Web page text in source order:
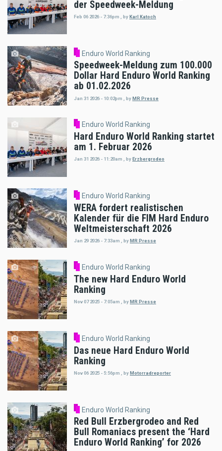
der Speedweek-Meldung
Feb 06 2026 - 7:36pm byKarl Katoch
Enduro World Ranking
Speedweek-Meldung zum 100.000
Dollar Hard Enduro World Ranking
ab 01.02.2026
Jan 31 2026 - 10:02pm byMR Presse
Enduro World Ranking
Hard Enduro World Ranking startet
am 1. Februar 2026
Jan 31 2026 - 11:20am , by Erzbergrodeo
Enduro World Ranking
WERA fordert realistischen
Kalender für die FIM Hard Enduro
Weltmeisterschaft 2026
Jan 29 2026 - 7:33am , byMR Presse
Enduro World Ranking
The new Hard Enduro World
Ranking
Nov 07 2025 - 7:05am byMR Presse
Enduro World Ranking
Das neue Hard Enduro World
Ranking
Nov 06 2025 - 5:56pm byMotorradreporter
Enduro World Ranking
Red Bull Erzbergrodeo and Red
Bull Romaniacs present the ‘Hard
Enduro World Ranking’ for 2026